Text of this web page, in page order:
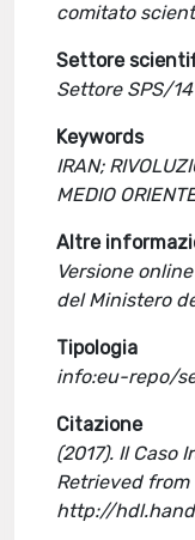
comitato
Settore
Settore SPS/
Keywords
IRAN;
MEDIO
Altre
Versione
del Ministero
Tipologia
info:eu-repo/
Citazione
(2017). Il Caso
Retrieved from
http://